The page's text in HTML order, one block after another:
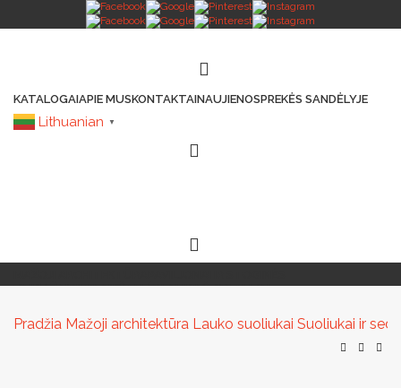
KATALOGAIAPIE MUSKONTAKTAINAUJIENOSPREKĖS SANDĖLYJE
Lithuanian ▼
VAIKŲ ŽAIDIMO AIKŠTELĖSLAUKO ŠVIESTUVAI
Pradžia Mažoji architektūra Lauko suoliukai Suoliukai ir